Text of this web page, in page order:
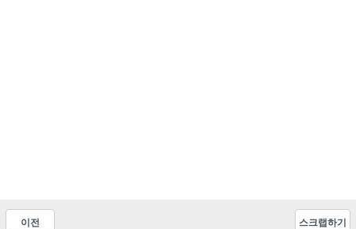
이전 스크랩하기